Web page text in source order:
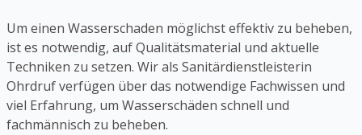
Um einen Wasserschaden möglichst effektiv zu beheben,
ist es notwendig, auf Qualitätsmaterial und aktuelle
Techniken zu setzen. Wir als Sanitärdienstleisterin
Ohrdruf verfügen über das notwendige Fachwissen und
viel Erfahrung, um Wasserschäden schnell und
fachmännisch zu beheben.